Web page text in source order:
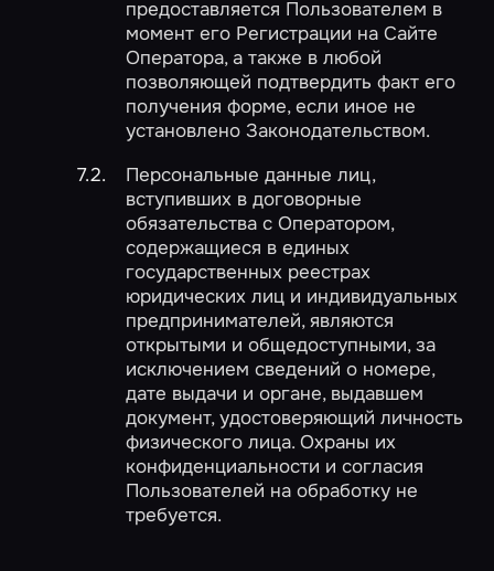
предоставляется Пользователем в
момент его Регистрации на Сайте
Оператора, а также в любой
позволяющей подтвердить факт его
получения форме, если иное не
установлено Законодательством.
Персональные данные лиц,
вступивших в договорные
обязательства с Оператором,
содержащиеся в единых
государственных реестрах
юридических лиц и индивидуальных
предпринимателей, являются
открытыми и общедоступными, за
исключением сведений о номере,
дате выдачи и органе, выдавшем
документ, удостоверяющий личность
физического лица. Охраны их
конфиденциальности и согласия
Пользователей на обработку не
требуется.